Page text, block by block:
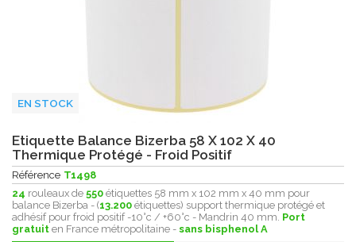
EN STOCK
Etiquette Balance Bizerba 58 X 102 X 40
Thermique Protégé - Froid Positif
Référence T1498
24 rouleaux de 550 étiquettes 58 mm x 102 mm x 40 mm pour
balance Bizerba - (13.200 étiquettes) support thermique protégé et
adhésif pour froid positif -10°c / +60°c - Mandrin 40 mm. Port
gratuit en France métropolitaine - sans bisphenol A